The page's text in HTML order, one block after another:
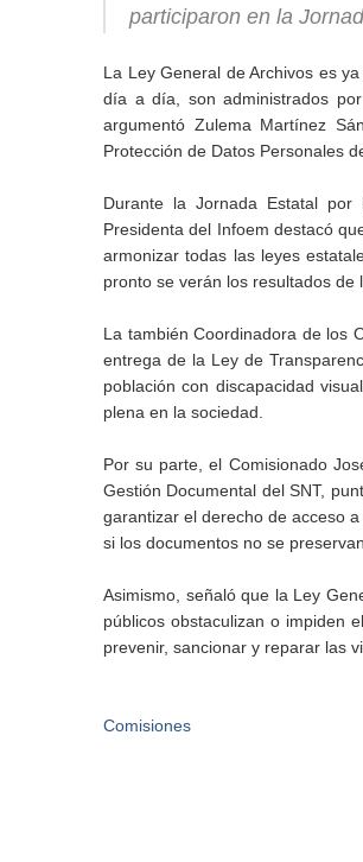
participaron en la
La Ley General de Archivos es
día a día, son administrados
argumentó Zulema Martínez
Protección de Datos Personales
Durante la Jornada Estatal por
Presidenta del Infoem destacó
armonizar todas las leyes
pronto se verán los resultados de
La también Coordinadora de los
entrega de la Ley de
población con discapacidad
plena en la sociedad.
Por su parte, el Comisionado
Gestión Documental del SNT,
garantizar el derecho de acceso
si los documentos no se
Asimismo, señaló que la Ley
públicos obstaculizan o impiden
prevenir, sancionar y reparar las
Comisiones